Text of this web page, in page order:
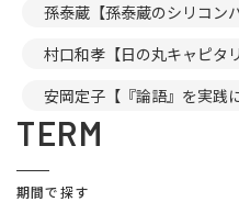
孫泰蔵【孫泰蔵のシリコン
村口和孝【日の丸キャピタ
安岡定子【『論語』を実践
TERM
期間で探す